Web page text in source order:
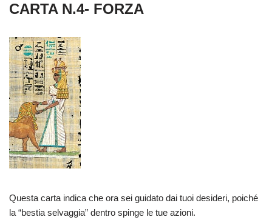
CARTA N.4- FORZA
Questa carta indica che ora sei guidato dai tuoi desideri, poiché
la “bestia selvaggia” dentro spinge le tue azioni.